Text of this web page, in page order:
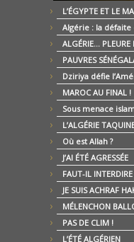
L’ÉGYPTE ET LE
Algérie : la défaite
ALGÉRIE… PLEURE
PAUVRES
Dziriya défie
MAROC AU FINAL !
Sous menace
L’ALGÉRIE
Où est Allah ?
J’AI ÉTÉ AGRESSÉE
FAUT-IL INTERDIRE
JE SUIS ACHRAF
MÉLENCHON
PAS DE CLIM !
L’ÉTÉ ALGÉRIEN